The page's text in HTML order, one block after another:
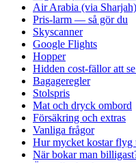
Air Arabia (via Sharjah)
Pris-larm — så gör du
Skyscanner
Google Flights
Hopper
Hidden cost-fällor att
Bagageregler
Stolspris
Mat och dryck ombord
Försäkring och extras
Vanliga frågor
Hur mycket kostar
När bokar man